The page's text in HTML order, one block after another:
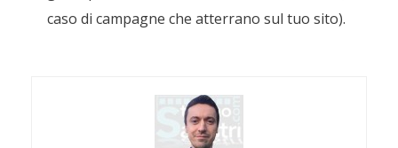
caso di campagne che atterrano sul tuo sito).